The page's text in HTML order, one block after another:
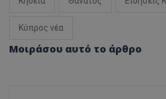
Κύπρος νέα
Μοιράσου αυτό το άρθρο